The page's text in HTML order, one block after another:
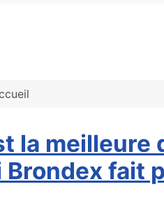
la meilleure
Brondex fait